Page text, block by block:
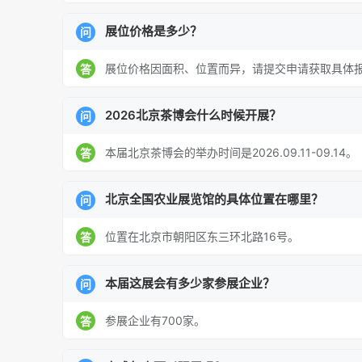
问 展位价格是多少？
答 展位价格因面积、位置而异，请提交申请获取具体
问 2026北京茶博会什么时候开展？
答 本届北京茶博会的举办时间是2026.09.11-09.14。
问 北京全国农业展览馆的具体位置在哪里？
答 位置在北京市朝阳区东三环北路16号。
问 本届这展会有多少家参展企业？
答 参展企业有700家。